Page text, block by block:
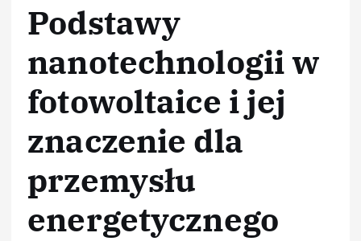
Podstawy
nanotechnologii w
fotowoltaice i jej
znaczenie dla
przemysłu
energetycznego